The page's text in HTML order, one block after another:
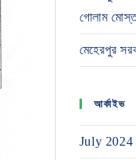
গোলাম
মেহেরপুর
আর্কাইভ
July 2024